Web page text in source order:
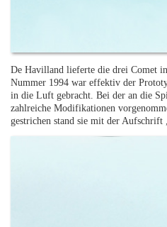
De Havilland lieferte die drei Comet
Nummer 1994 war effektiv der
in die Luft gebracht. Bei der an die
zahlreiche Modifikationen
gestrichen stand sie mit der